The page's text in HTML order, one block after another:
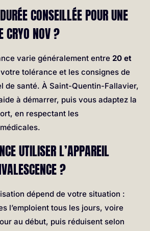
CONSEILLÉE POUR UNE
CRYO NOV ?
varie généralement entre 20 et
tolérance et les consignes de
de santé. À Saint-Quentin-Fallavier,
à démarrer, puis vous adaptez la
en respectant les
UTILISER L’APPAREIL
?
dépend de votre situation :
l’emploient tous les jours, voire
au début, puis réduisent selon